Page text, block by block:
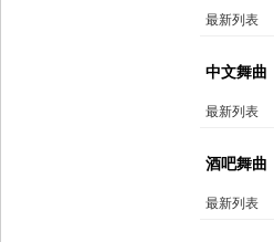
最新列表
中文舞曲
最新列表
酒吧舞曲
最新列表